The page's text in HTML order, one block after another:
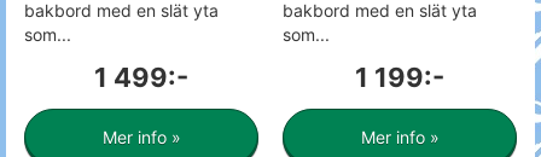
bakbord med en slät yta
som...
1 499:-
Mer info »
bakbord med en slät yta
som...
1 199:-
Mer info »